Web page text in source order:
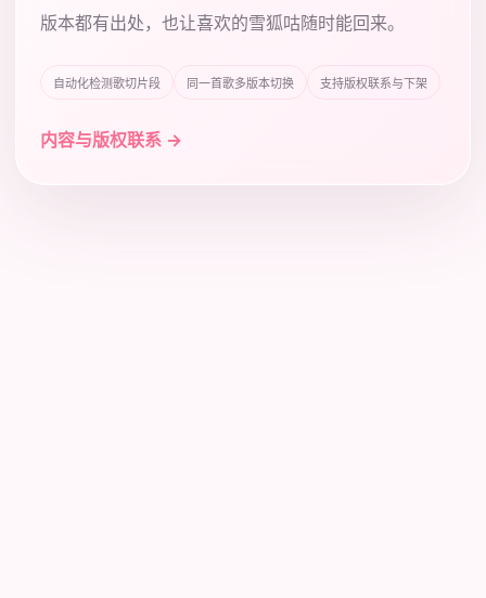
版本都有出处，也让喜欢的雪狐咕随时能回来。
自动化检测歌切片段 同一首歌多版本切换 支持版权联系与下架
内容与版权联系 →